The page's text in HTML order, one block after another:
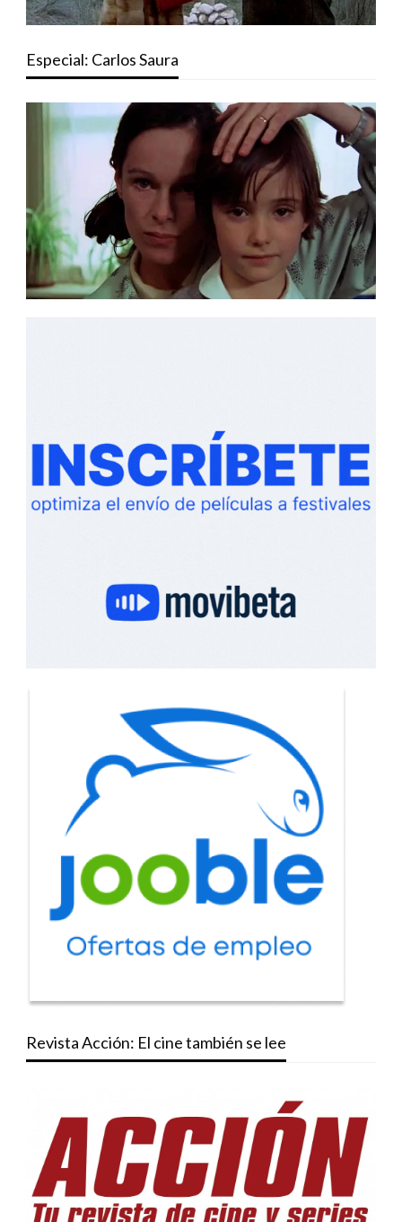
Especial: Carlos Saura
Revista Acción: El cine también se lee